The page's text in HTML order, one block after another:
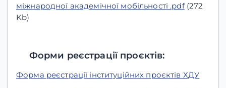
міжнародної академічної мобільності .pdf(272
Kb)
Форми реєстрації проєктів:
Форма реєстрації інституційних проєктів ХДУ